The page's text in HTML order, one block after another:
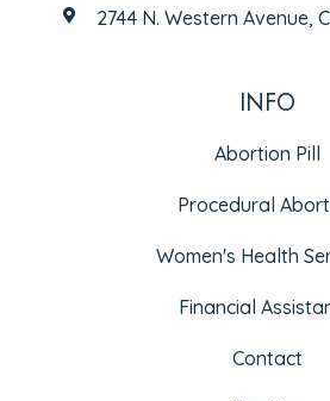
2744 N. Western Avenue,
INFO
Abortion Pill
Procedural
Women's Health
Financial
Contact